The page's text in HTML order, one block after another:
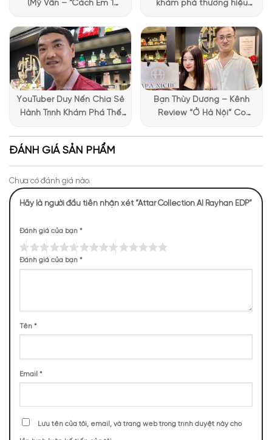
Mùi hương của Attar Al Rayhan
304 (16,03%)
Vỏ Chanh Bào
(Mỹ Vân – “Cách Em 1
chia sẻ trải nghiệm chọn
nước hoa đầy thú vị
khám phá thương hiệu
YouTuber Duy Nến Chia Sẻ
Hành Trình Khám Phá Thế
Bạn Thùy Dương – Kênh
Review “Ở Hà Nội” Có
ĐÁNH GIÁ SẢN PHẨM
Chưa có đánh giá nào.
Hãy là người đầu tiên nhận xét “Attar Collection Al Rayhan EDP”
Đánh giá của bạn *
Đánh giá của bạn *
Tên *
Email *
Lưu tên của tôi, email, và trang web trong trình duyệt này cho